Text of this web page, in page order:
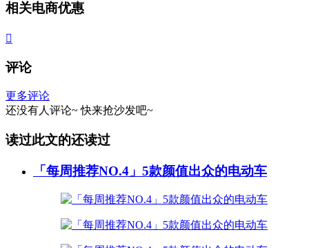
相关电商优惠

评论
更多评论
还没有人评论~ 快来抢沙发吧~
读过此文的还读过
「每周推荐NO.4」5款颜值出众的电动车